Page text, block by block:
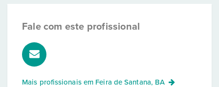
Fale com este profissional
Mais profissionais em Feira de Santana, BA